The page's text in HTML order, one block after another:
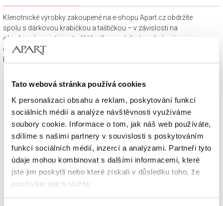
Tato webová stránka používá cookies
K personalizaci obsahu a reklam, poskytování funkcí
sociálních médií a analýze návštěvnosti využíváme
soubory cookie. Informace o tom, jak náš web používáte,
sdílíme s našimi partnery v souvislosti s poskytováním
funkcí sociálních médií, inzercí a analýzami. Partneři tyto
údaje mohou kombinovat s dalšími informacemi, které
jste jim poskytli nebo které získali v důsledku toho, že
používáte jejich služby.
Klenotnické výrobky zakoupené na e-shopu Apart.cz obdržíte
spolu s dárkovou krabičkou a taštičkou – v závislosti na
objednaném sortimentu. Váš nákup se tak stane krásným
dárkem, který můžete bez dalších příprav věnovat svým
blízkým.